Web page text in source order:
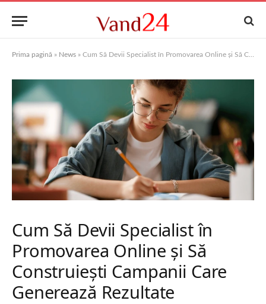
Prima pagină » News » Cum Să Devii Specialist în Promovarea Online și Să Construiești Campanii Care Generează Rezultate
Cum Să Devii Specialist în
Promovarea Online și Să
Construiești Campanii Care
Generează Rezultate